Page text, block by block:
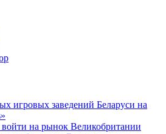
игровых заведений Беларуси на
войти на рынок Великобритании